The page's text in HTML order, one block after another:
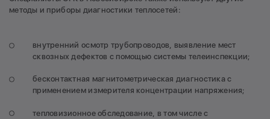
методы и приборы диагностики теплосетей:
внутренний осмотр трубопроводов, выявление мест
сквозных дефектов с помощью системы телеинспекции;
бесконтактная магнитометрическая диагностика с
применением измерителя концентрации напряжения;
тепловизионное обследование, в том числе с